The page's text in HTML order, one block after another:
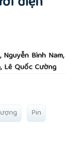
Bình Nam,
Quốc Cường
Pin